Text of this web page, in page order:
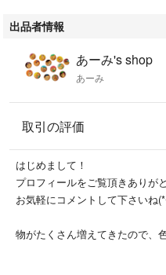
出品者情報
あーみ's shop
あーみ
取引の評価
はじめまして！
プロフィールをご覧頂きありが
お気軽にコメントして下さいね
物がたくさん増えてきたので、